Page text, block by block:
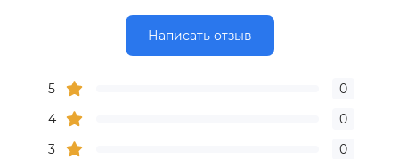
Написать отзыв
5
0
4
0
3
0